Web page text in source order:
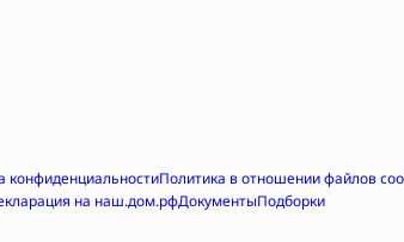
конфиденциальностиПолитика в отношении файлов
на наш.дом.рфДокументыПодборки